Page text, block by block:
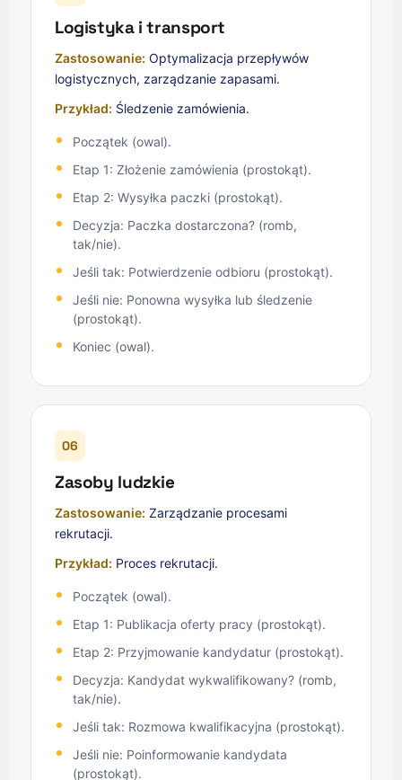
Logistyka i transport
Zastosowanie: Optymalizacja przepływów
logistycznych, zarządzanie zapasami.
Przykład: Śledzenie zamówienia.
Początek (owal).
Etap 1: Złożenie zamówienia (prostokąt).
Etap 2: Wysyłka paczki (prostokąt).
Decyzja: Paczka dostarczona? (romb,
tak/nie).
Jeśli tak: Potwierdzenie odbioru (prostokąt).
Jeśli nie: Ponowna wysyłka lub śledzenie
(prostokąt).
Koniec (owal).
06
Zasoby ludzkie
Zastosowanie: Zarządzanie procesami
rekrutacji.
Przykład: Proces rekrutacji.
Początek (owal).
Etap 1: Publikacja oferty pracy (prostokąt).
Etap 2: Przyjmowanie kandydatur (prostokąt).
Decyzja: Kandydat wykwalifikowany? (romb,
tak/nie).
Jeśli tak: Rozmowa kwalifikacyjna (prostokąt).
Jeśli nie: Poinformowanie kandydata
(prostokąt).